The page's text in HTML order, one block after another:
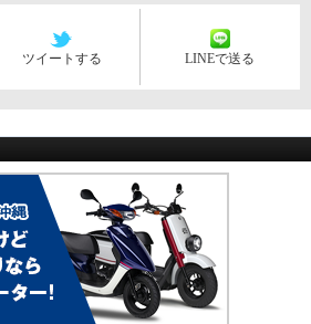
ツイートする LINEで送る